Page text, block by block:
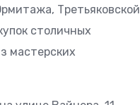
Третьяковской
столичных
мастерских